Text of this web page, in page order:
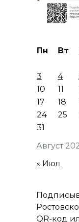
Август
Пн Вт
3
4
10
11
17
18
24
25
31
« Июл
QR-код